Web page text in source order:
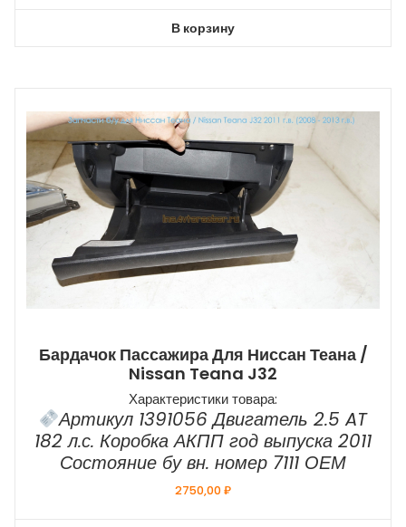
В корзину
Бардачок Пассажира Для Ниссан Теана /
Nissan Teana J32
Характеристики товара:
Артикул 1391056 Двигатель 2.5 AT
182 л.с. Коробка АКПП год выпуска 2011
Состояние бу вн. номер 7111 ОЕМ
2750,00₽